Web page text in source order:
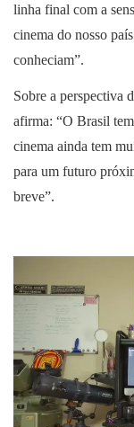
linha final com a
cinema do nosso
conheciam”.
Sobre a perspectiva
afirma: “O Brasil
cinema ainda tem
para um futuro
breve”.